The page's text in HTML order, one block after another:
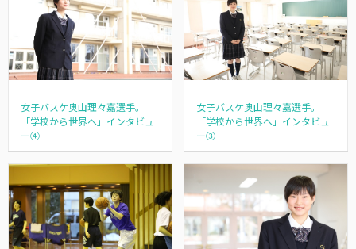
女子バスケ奥山理々嘉選手。
「学校から世界へ」インタビュ
ー④
女子バスケ奥山理々嘉選手。
「学校から世界へ」インタビュ
ー③